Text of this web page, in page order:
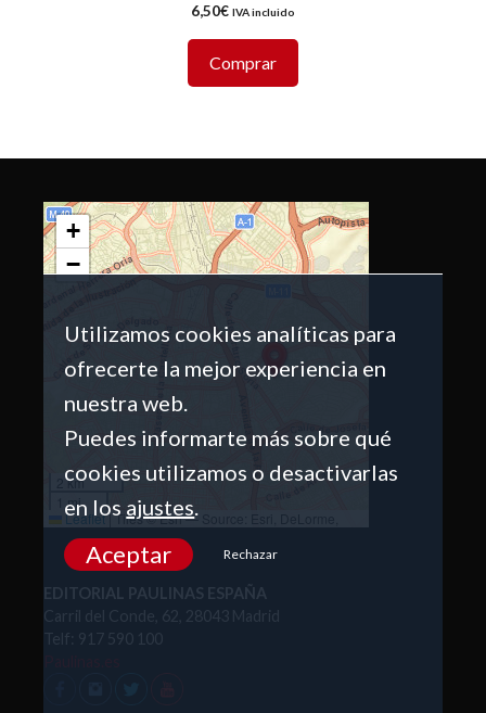
6,50€ IVA incluido
Comprar
+
−
2 km
1 mi
Leaflet|Tiles © Esri — Source: Esri, DeLorme,
NAVTEQ, USGS, Intermap, iPC, NRCAN, Esri Japan,
METI, Esri China (Hong Kong), Esri (Thailand),
TomTom, 2012
EDITORIAL PAULINAS ESPAÑA
Carril del Conde, 62, 28043 Madrid
Telf: 917 590 100
Utilizamos cookies analíticas para
ofrecerte la mejor experiencia en
nuestra web.
Puedes informarte más sobre qué
cookies utilizamos o desactivarlas
en los ajustes.
Aceptar Rechazar